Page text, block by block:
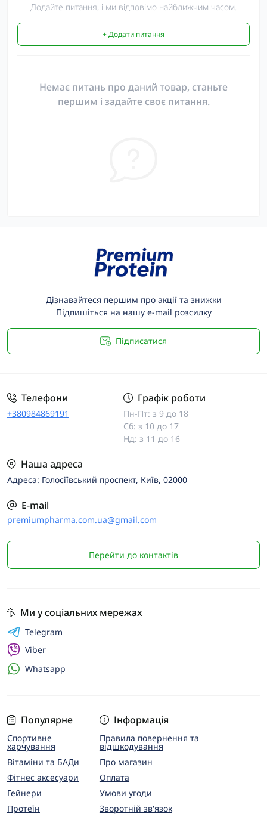
Додайте питання, і ми відповімо найближчим часом.
+ Додати питання
Немає питань про даний товар, станьте
першим і задайте своє питання.
Дізнавайтеся першим про акції та знижки
Підпишіться на нашу e-mail розсилку
Підписатися
Телефони
+380984869191
Графік роботи
Пн-Пт: з 9 до 18
Сб: з 10 до 17
Нд: з 11 до 16
Наша адреса
Адреса: Голосіївський проспект, Київ, 02000
E-mail
premiumpharma.com.ua@gmail.com
Перейти до контактів
Популярне
Спортивне
харчування
Вітаміни та БАДи
Фітнес аксесуари
Гейнери
Протеїн
Інформація
Правила повернення та
відшкодування
Про магазин
Оплата
Умови угоди
Зворотній зв'язок
Ми у соціальних мережах
Telegram
Viber
Whatsapp